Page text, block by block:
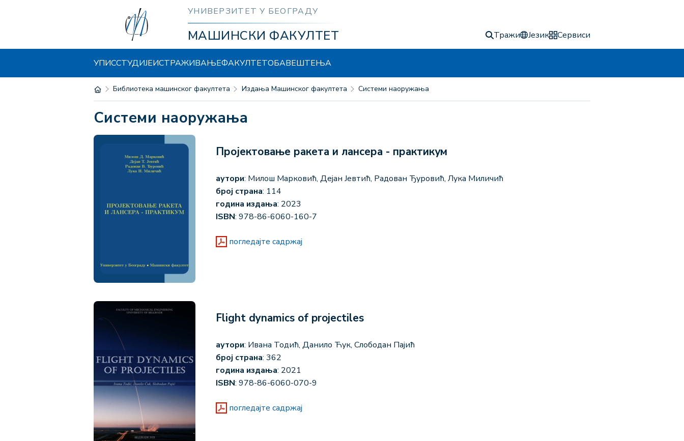
УНИВЕРЗИТЕТ У БЕОГРАДУ
МАШИНСКИ ФАКУЛТЕТ Тражи Језик Сервиси
УПИССТУДИЈЕИСТРАЖИВАЊЕФАКУЛТЕТОБАВЕШТЕЊА
Библиотека машинског факултета Издања Машинског факултета Системи наоружања
Системи наоружања
Пројектовање ракета и лансера - практикум
аутори: Милош Марковић, Дејан Јевтић, Радован Ђуровић, Лука Миличић
број страна: 114
година издања: 2023
ISBN: 978-86-6060-160-7
погледајте садржај
Flight dynamics of projectiles
аутори: Ивана Тодић, Данило Ћук, Слободан Пајић
број страна: 362
година издања: 2021
ISBN: 978-86-6060-070-9
погледајте садржај